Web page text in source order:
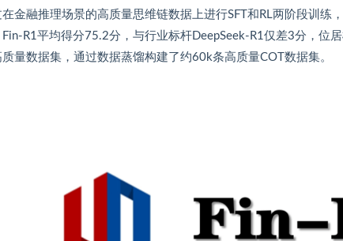
金融推理场景的高质量思维链数据上进行SFT和RL两阶段训练
R1平均得分75.2分，与行业标杆DeepSeek-R1仅差3分，位
量数据集，通过数据蒸馏构建了约60k条高质量COT数据集。